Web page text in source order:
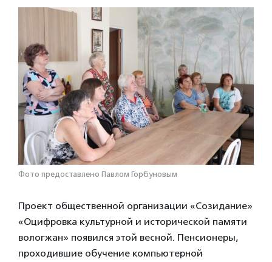
Фото предоставлено Павлом Горбуновым
Проект общественной организации «Созидание»
«Оцифровка культурной и исторической памяти
вологжан» появился этой весной. Пенсионеры,
проходившие обучение компьютерной